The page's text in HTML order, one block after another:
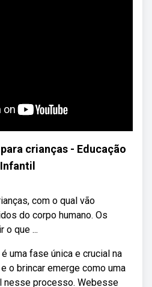
crianças - Educação
Infantil
com o qual vão
do corpo humano. Os
o que ...
uma fase única e crucial na
o brincar emerge como uma
nesse processo. Webesse